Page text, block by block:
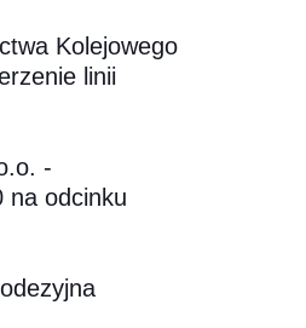
Kolejowego
linii
-
na odcinku